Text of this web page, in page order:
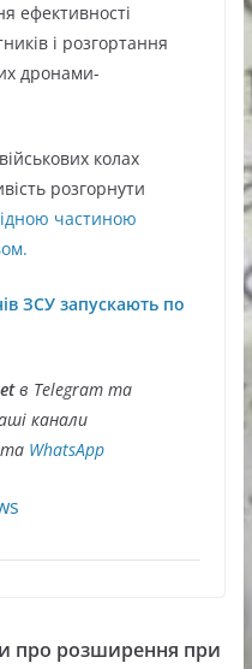
ефективності
і розгортання
дронами-
колах
розгорнути
частиною
ЗСУ запускають по
в Telegram та
канали
WhatsApp
про розширення при